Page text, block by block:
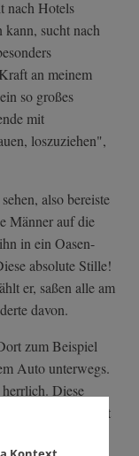
nach Hotels
sucht nach
an meinem
so großes
mit
loszuziehen",
also bereiste
Männer auf die
in ein Oasen-
absolute Stille!
er, saßen alle am
davon.
zum Beispiel
Auto unterwegs.
Diese
zu sein, ist
als die Welt